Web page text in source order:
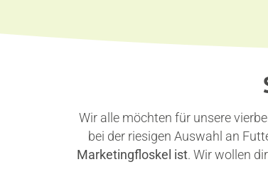
Wir alle möchten für unsere
bei der riesigen Auswahl an
Marketingfloskel ist. Wir wollen